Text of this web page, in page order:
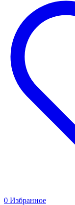
0 Избранное